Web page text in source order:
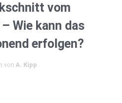
vom
Wie kann das
erfolgen?
von A. Kipp